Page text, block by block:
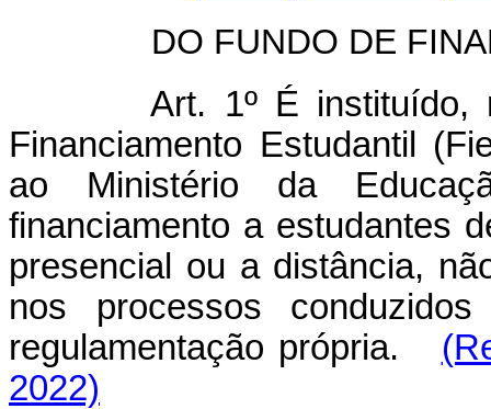
DO FUNDO DE
Art. 1º É
Financiamento Estudantil
ao Ministério da
financiamento a estudantes
presencial ou a distância,
nos processos
regulamentação própria.
2022)